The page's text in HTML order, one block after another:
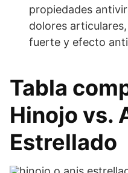
propiedades
dolores
fuerte y efecto
Tabla
Hinojo vs.
Estrellado